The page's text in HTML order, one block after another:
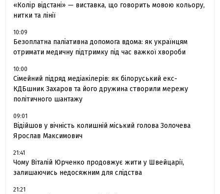
«Колір відстані» — виставка, що говорить мовою кольору,
нитки та лінії
10:09
Безоплатна паліативна допомога вдома: як українцям
отримати медичну підтримку під час важкої хвороби
10:00
Сімейний підряд медіакілерів: як білоруський екс-
КДБшник Захаров та його дружина створили мережу
політичного шантажу
09:01
Відійшов у вічність колишній міський голова Золочева
Ярослав Максимович
21:41
Чому Віталій Юрченко продовжує жити у Швейцарії,
залишаючись недосяжним для слідства
21:21